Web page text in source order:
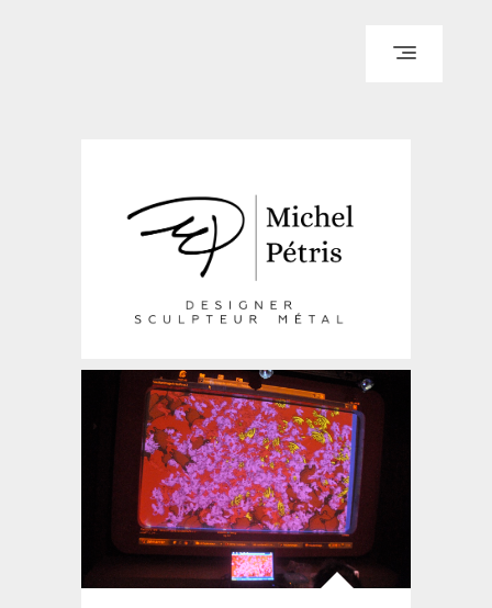
PORTFOLIO
LE BLOG
REPÈRES
CONTACT
© WI ENGINEERING /
KNO972 / KIRON KEY